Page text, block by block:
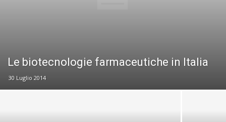
Le biotecnologie farmaceutiche in Italia
30 Luglio 2014